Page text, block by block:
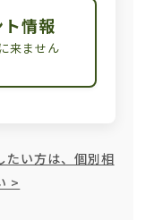
情報
来ません
たい方は、個別相
>